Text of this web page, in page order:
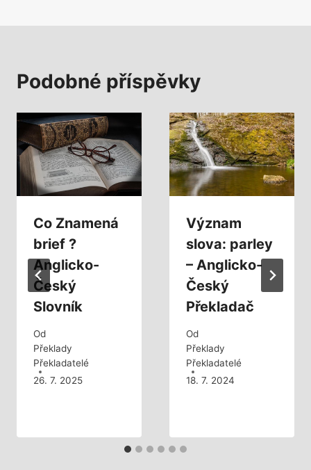
Podobné příspěvky
Co Znamená
brief ?
Anglicko-
Český
Slovník
Od
Překlady
Překladatelé
26. 7. 2025
Význam
slova: parley
– Anglicko-
Český
Překladač
Od
Překlady
Překladatelé
18. 7. 2024